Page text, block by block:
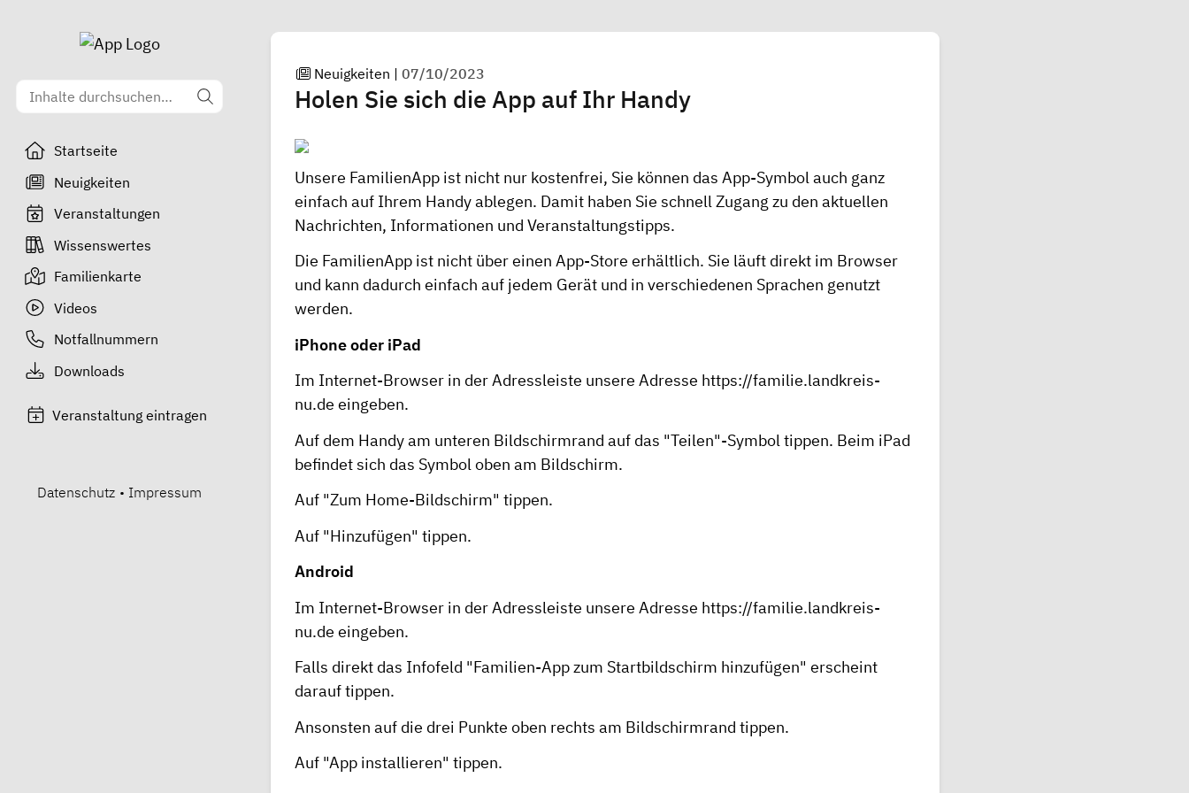
Startseite
Neuigkeiten
Veranstaltungen
Wissenswertes
Familienkarte
Videos
Notfallnummern
Downloads
Veranstaltung eintragen
Datenschutz • Impressum
Neuigkeiten |07/10/2023
Holen Sie sich die App auf Ihr Handy
Unsere FamilienApp ist nicht nur kostenfrei, Sie können das App-Symbol auch ganz
einfach auf Ihrem Handy ablegen. Damit haben Sie schnell Zugang zu den aktuellen
Nachrichten, Informationen und Veranstaltungstipps.
Die FamilienApp ist nicht über einen App-Store erhältlich. Sie läuft direkt im Browser
und kann dadurch einfach auf jedem Gerät und in verschiedenen Sprachen genutzt
werden.
iPhone oder iPad
Im Internet-Browser in der Adressleiste unsere Adresse https://familie.landkreis-
nu.de eingeben.
Auf dem Handy am unteren Bildschirmrand auf das "Teilen"-Symbol tippen. Beim iPad
befindet sich das Symbol oben am Bildschirm.
Auf "Zum Home-Bildschirm" tippen.
Auf "Hinzufügen" tippen.
Android
Im Internet-Browser in der Adressleiste unsere Adresse https://familie.landkreis-
nu.de eingeben.
Falls direkt das Infofeld "Familien-App zum Startbildschirm hinzufügen" erscheint
darauf tippen.
Ansonsten auf die drei Punkte oben rechts am Bildschirmrand tippen.
Auf "App installieren" tippen.